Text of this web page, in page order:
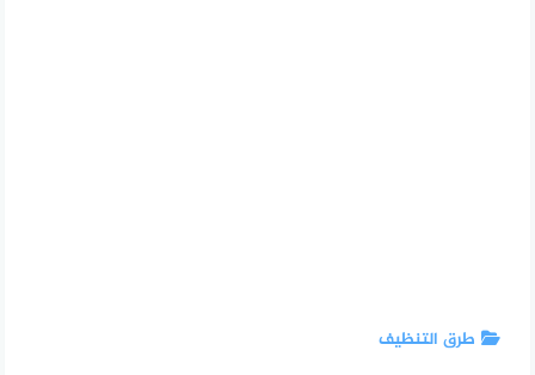
طرق التنظيف